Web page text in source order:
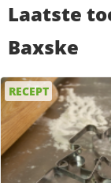
Laatste
Baxske
RECEPT